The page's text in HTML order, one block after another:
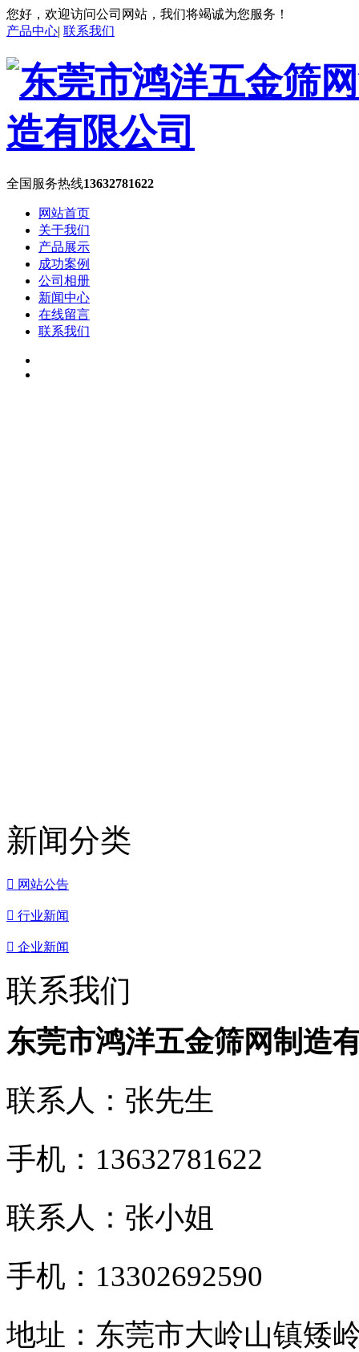
您好，欢迎访问公司网站，我们将竭诚为您服务！
产品中心| 联系我们
全国服务热线13632781622
网站首页
关于我们
产品展示
成功案例
公司相册
新闻中心
在线留言
联系我们
新闻分类
 网站公告
 行业新闻
 企业新闻
联系我们
东莞市鸿洋五金筛网制造
联系人：张先生
手机：13632781622
联系人：张小姐
手机：13302692590
地址：东莞市大岭山镇矮